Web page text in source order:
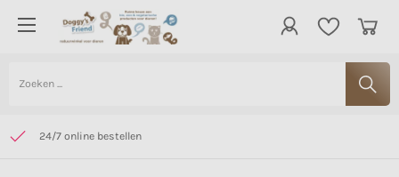
BETALEN: PIN, VOORAF OVERMAKEN OF IDEAL
Gratis verzending vanaf € 65,- NL voor BE is dit vanaf € 99,-
24/7 online bestellen